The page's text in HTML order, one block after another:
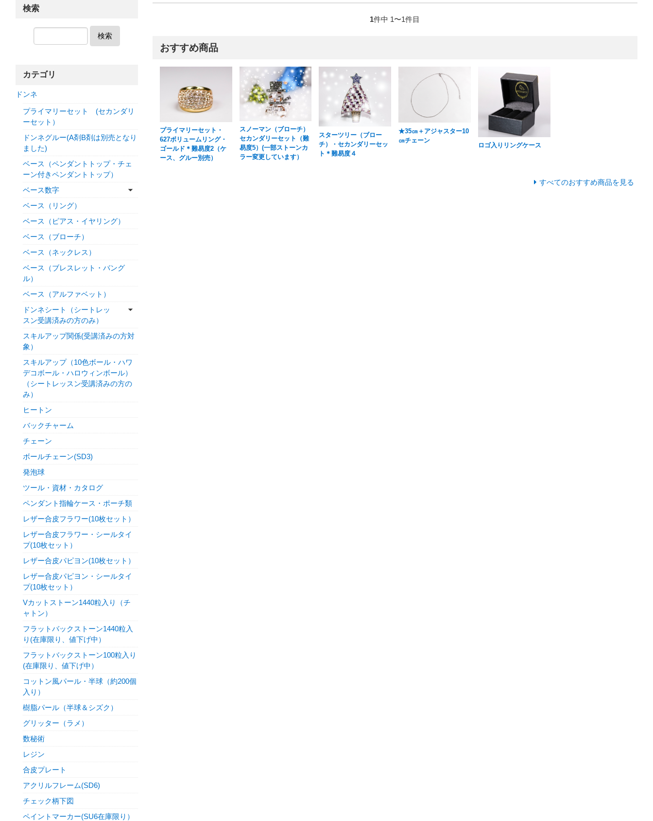
1件中 1〜1件目
おすすめ商品
プライマリーセット・
627ボリュームリング・
ゴールド＊難易度2（ケ
ース、グルー別売）
スノーマン（ブローチ）
セカンダリーセット（難
易度5）(一部ストーンカ
ラー変更しています）
スターツリー（ブロー
チ）・セカンダリーセッ
ト＊難易度４
★35㎝＋アジャスター10
㎝チェーン
ロゴ入りリングケース
すべてのおすすめ商品を見る
検索
検索
カテゴリ
ドンネ
プライマリーセット (セカンダリ
ーセット）
ドンネグルー(A剤B剤は別売となり
ました)
ベース（ペンダントトップ・チェ
ーン付きペンダントトップ）
ベース数字
ベース（リング）
ベース（ピアス・イヤリング）
ベース（ブローチ）
ベース（ネックレス）
ベース（ブレスレット・バング
ル）
ベース（アルファベット）
ドンネシート（シートレッ
スン受講済みの方のみ）
スキルアップ関係(受講済みの方対
象）
スキルアップ（10色ボール・ハワ
デコボール・ハロウィンボール）
（シートレッスン受講済みの方の
み）
ヒートン
バックチャーム
チェーン
ボールチェーン(SD3)
発泡球
ツール・資材・カタログ
ペンダント指輪ケース・ポーチ類
レザー合皮フラワー(10枚セット）
レザー合皮フラワー・シールタイ
プ(10枚セット）
レザー合皮パピヨン(10枚セット）
レザー合皮パピヨン・シールタイ
プ(10枚セット）
Vカットストーン1440粒入り（チ
ャトン）
フラットバックストーン1440粒入
り(在庫限り、値下げ中）
フラットバックストーン100粒入り
(在庫限り、値下げ中）
コットン風パール・半球（約200個
入り）
樹脂パール（半球＆シズク）
グリッター（ラメ）
数秘術
レジン
合皮プレート
アクリルフレーム(SD6)
チェック柄下図
ペイントマーカー(SU6在庫限り）